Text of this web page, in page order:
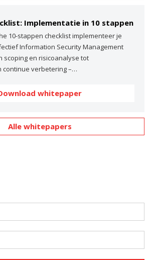
Implementatie in 10 stappen
10-stappen checklist implementeer je
Information Security Management
scoping en risicoanalyse tot
continue verbetering –…
whitepaper
Alle whitepapers